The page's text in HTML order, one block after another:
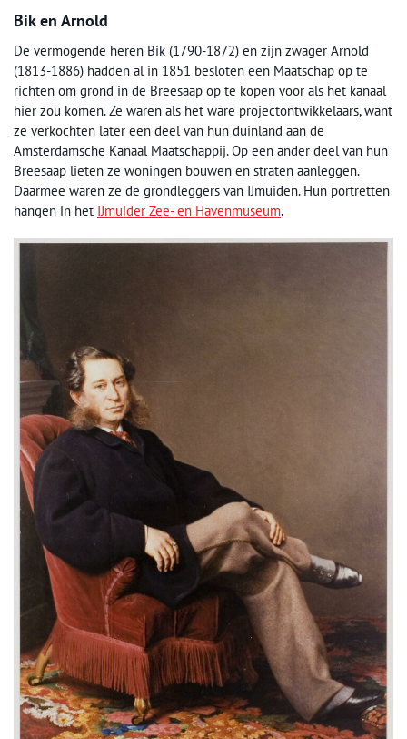
Bik en Arnold
De vermogende heren Bik (1790-1872) en zijn zwager Arnold
(1813-1886) hadden al in 1851 besloten een Maatschap op te
richten om grond in de Breesaap op te kopen voor als het kanaal
hier zou komen. Ze waren als het ware projectontwikkelaars, want
ze verkochten later een deel van hun duinland aan de
Amsterdamsche Kanaal Maatschappij. Op een ander deel van hun
Breesaap lieten ze woningen bouwen en straten aanleggen.
Daarmee waren ze de grondleggers van IJmuiden. Hun portretten
hangen in het IJmuider Zee- en Havenmuseum.